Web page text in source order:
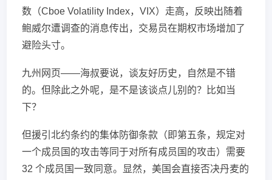
数（Cboe Volatility Index，VIX）走高，反映出随着
鲍威尔遭调查的消息传出，交易员在期权市场增加了
避险头寸。
九州网页——海叔要说，谈友好历史，自然是不错
的。但除此之外呢，是不是该谈点儿别的？比如当
下？
但援引北约条约的集体防御条款（即第五条，规定对
一个成员国的攻击等同于对所有成员国的攻击）需要
32 个成员国一致同意。显然，美国会直接否决丹麦的